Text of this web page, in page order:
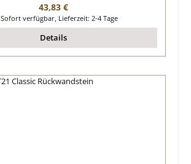
Regulärer Preis:
43,83 €
Sofort verfügbar, Lieferzeit: 2-4 Tage
Details